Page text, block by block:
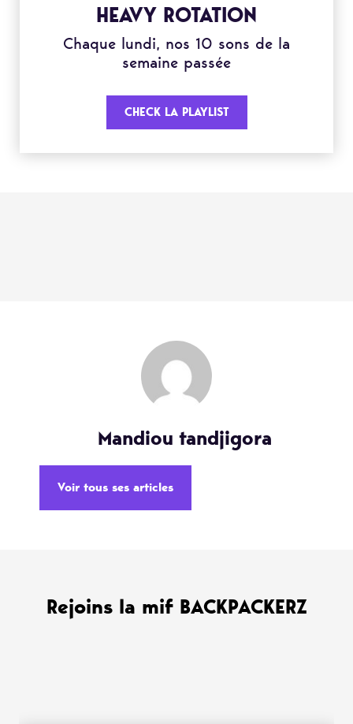
HEAVY ROTATION
Chaque lundi, nos 10 sons de la
semaine passée
CHECK LA PLAYLIST
Mandiou tandjigora
Voir tous ses articles
Rejoins la mif BACKPACKERZ